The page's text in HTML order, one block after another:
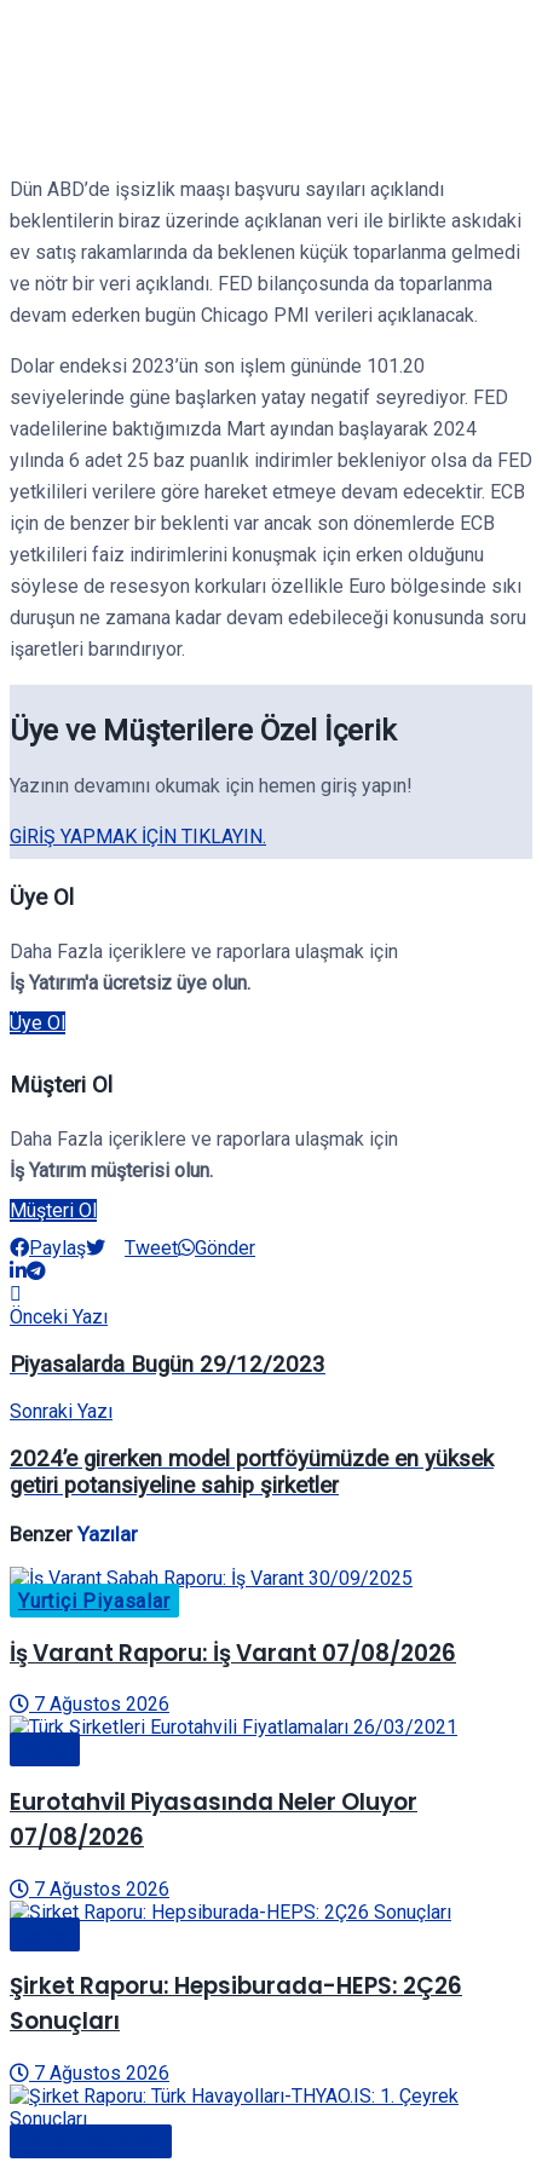
Dün ABD’de işsizlik maaşı başvuru sayıları açıklandı
beklentilerin biraz üzerinde açıklanan veri ile birlikte askıdaki
ev satış rakamlarında da beklenen küçük toparlanma gelmedi
ve nötr bir veri açıklandı. FED bilançosunda da toparlanma
devam ederken bugün Chicago PMI verileri açıklanacak.
Dolar endeksi 2023’ün son işlem gününde 101.20
seviyelerinde güne başlarken yatay negatif seyrediyor. FED
vadelilerine baktığımızda Mart ayından başlayarak 2024
yılında 6 adet 25 baz puanlık indirimler bekleniyor olsa da FED
yetkilileri verilere göre hareket etmeye devam edecektir. ECB
için de benzer bir beklenti var ancak son dönemlerde ECB
yetkilileri faiz indirimlerini konuşmak için erken olduğunu
söylese de resesyon korkuları özellikle Euro bölgesinde sıkı
duruşun ne zamana kadar devam edebileceği konusunda soru
işaretleri barındırıyor.
Üye ve Müşterilere Özel İçerik
Yazının devamını okumak için hemen giriş yapın!
GIRIŞ YAPMAK IÇIN TIKLAYIN.
Üye Ol
Daha Fazla içeriklere ve raporlara ulaşmak için
İş Yatırım'a ücretsiz üye olun.
Üye Ol
Müşteri Ol
Daha Fazla içeriklere ve raporlara ulaşmak için
İş Yatırım müşterisi olun.
Müşteri Ol
Paylaş
Tweet Gönder
Önceki Yazı
Piyasalarda Bugün 29/12/2023
Sonraki Yazı
2024’e girerken model portföyümüzde en yüksek
getiri potansiyeline sahip şirketler
BenzerYazılar
Yurtiçi Piyasalar
İş Varant Raporu: İş Varant 07/08/2026
7 Ağustos 2026
Eurotahvil Piyasasında Neler Oluyor
07/08/2026
7 Ağustos 2026
Şirket Raporu: Hepsiburada-HEPS: 2Ç26
Sonuçları
7 Ağustos 2026